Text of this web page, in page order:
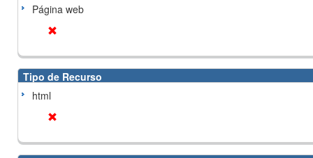
Página web
Tipo de Recurso
html